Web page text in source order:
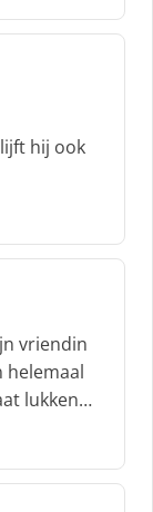
hij ook
vriendin
helemaal
lukken…